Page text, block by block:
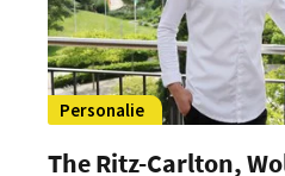
Personalie
The Ritz-Carlton,